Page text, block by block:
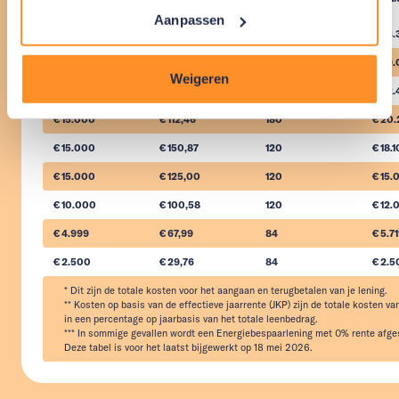
Aanpassen
Weigeren
€
€
€
€ 15.000 € 112,46 180 €
€ 15.000 € 150,87 120 €
€ 15.000 € 125,00 120 €
€ 10.000 € 100,58 120 €
€ 4.999 € 67,99 84 €
€ 2.500 € 29,76 84 €
* Dit zijn de totale kosten voor het aangaan en terugbetalen van je lening.
** Kosten op basis van de effectieve jaarrente (JKP) zijn de totale kosten
in een percentage op jaarbasis van het totale leenbedrag.
*** In sommige gevallen wordt een Energiebespaarlening met 0% rente
Deze tabel is voor het laatst bijgewerkt op 18 mei 2026.